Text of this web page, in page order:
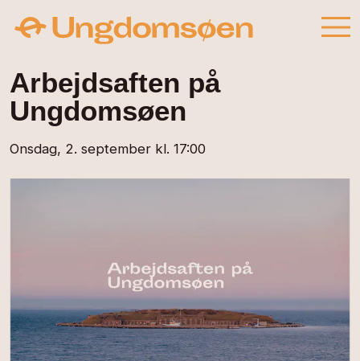
Arbejdsaften på
Ungdomsøen
Onsdag, 2. september kl. 17:00